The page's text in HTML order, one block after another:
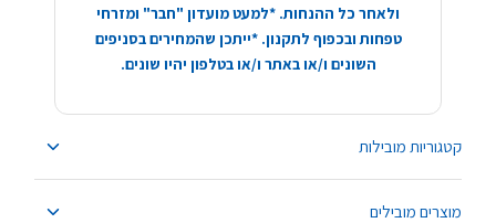
קטגוריות מובילות
מוצרים מובילים
ולאחר כל ההנחות. *למעט מועדון "חבר" ומזרחי
טפחות ובכפוף לתקנון. *ייתכן שהמחירים בסניפים
השונים ו/או באתר ו/או בטלפון יהיו שונים.